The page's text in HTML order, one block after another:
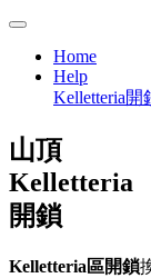
Home
Help
Kelletteria開
山頂
Kelletteria
開鎖
Kelletteria區開鎖